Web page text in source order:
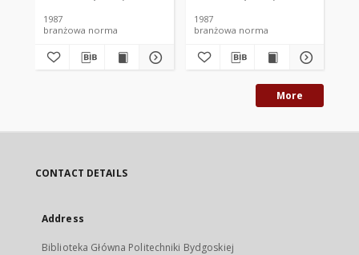
absorpcyjnej BN-
87/0682-02
1987
branżowa norma
87/0682-08
1987
branżowa norma
More
CONTACT DETAILS
Address
Biblioteka Główna Politechniki Bydgoskiej